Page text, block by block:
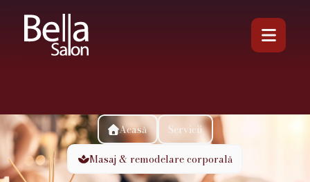

Acasă Servicii
Masaj & remodelare corporală